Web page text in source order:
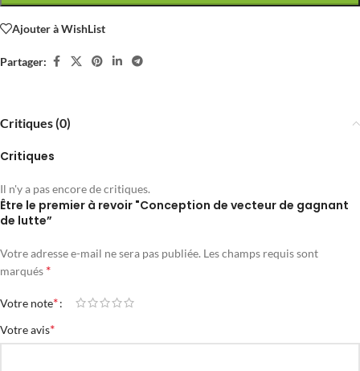
Ajouter à WishList
Partager:
Critiques (0)
Critiques
Il n'y a pas encore de critiques.
Être le premier à revoir "Conception de vecteur de gagnant
de lutte”
Votre adresse e-mail ne sera pas publiée. Les champs requis sont
marqués *
Votre note*
Votre avis*